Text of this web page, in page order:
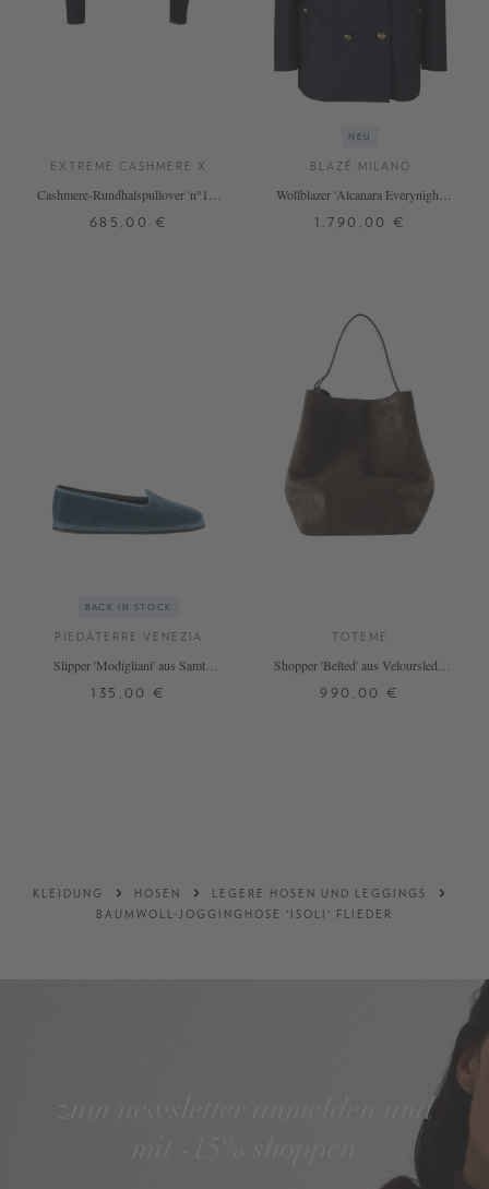
EXTREME CASHMERE X
Cashmere-Rundhalspullover 'n°167
685,00 €
NEU
BLAZÉ MILANO
Wollblazer 'Alcanara Everynight'
1.790,00 €
DETAILS
BACK IN STOCK
PIEDÀTERRE VENEZIA
Slipper 'Modigliani' aus Samt
135,00 €
TOTEME
Shopper 'Belted' aus Veloursleder
990,00 €
KLEIDUNG HOSEN
LEGERE HOSEN UND LEGGINGS
BAUMWOLL-JOGGINGHOSE 'ISOLI' FLIEDER
zum newsletter anmelden und